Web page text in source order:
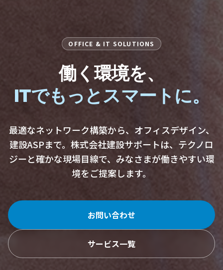
OFFICE & IT SOLUTIONS
働く環境を、
ITでもっとスマートに。
最適なネットワーク構築から、オフィスデザイン、
建設ASPまで。 株式会社建設サポートは、テクノロ
ジーと確かな現場目線で、 みなさまが働きやすい環
境をご提案します。
お問い合わせ
サービス一覧